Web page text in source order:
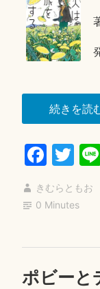
続きを読
Fa
ce
bo
T
tte
きむらともお
0 Minutes
ポビーと
2